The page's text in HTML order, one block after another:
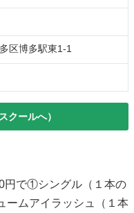
区博多駅東1-1
クールへ）
円で①シングル（１本の
ームアイラッシュ（１本